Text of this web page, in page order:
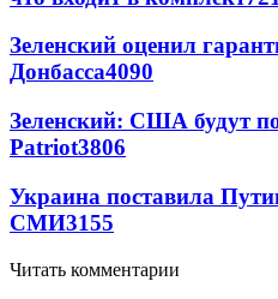
Зеленский оценил
Донбасса4090
Зеленский: США будут
Patriot3806
Украина поставила
СМИ3155
Читать комментарии